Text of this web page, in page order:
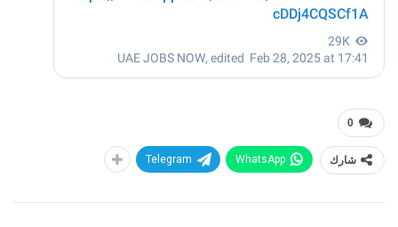
0
شارك WhatsApp
Telegram